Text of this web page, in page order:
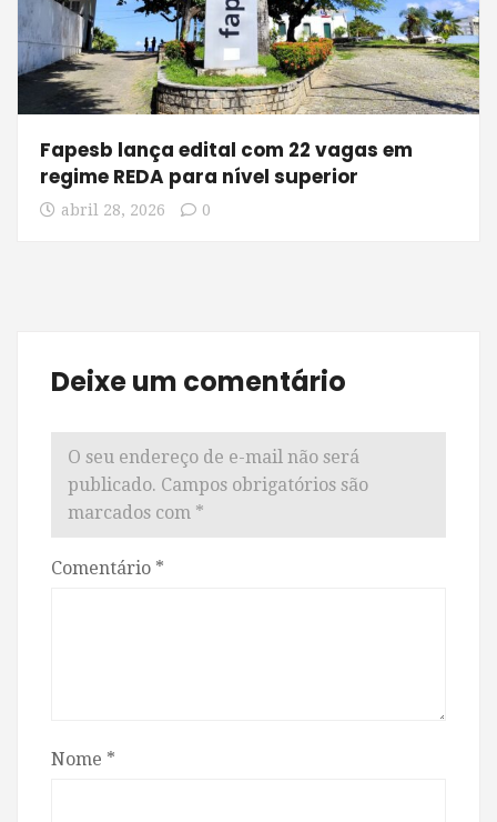
Fapesb lança edital com 22 vagas em
regime REDA para nível superior
abril 28, 2026 0
Deixe um comentário
O seu endereço de e-mail não será
publicado. Campos obrigatórios são
marcados com *
Comentário *
Nome *